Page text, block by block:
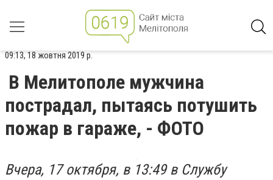
09:13, 18 жовтня 2019 р.
В Мелитополе мужчина
пострадал, пытаясь потушить
пожар в гараже, - ФОТО
Вчера, 17 октября, в 13:49 в Службу